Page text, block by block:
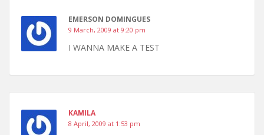
EMERSON DOMINGUES
9 March, 2009 at 9:20 pm
I WANNA MAKE A TEST
KAMILA
8 April, 2009 at 1:53 pm